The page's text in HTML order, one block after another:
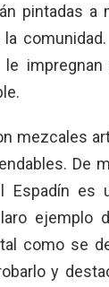
pintadas a
impregnan
mezcales
De
Espadín es
ejemplo
como se
y